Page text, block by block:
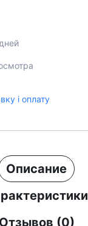
і оплату
Описание
Отзывов (0)